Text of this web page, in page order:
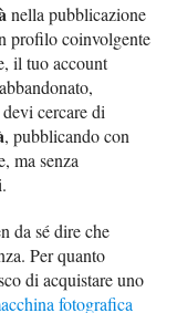
nella pubblicazione
profilo coinvolgente
il tuo account
cercare di
, pubblicando con
ma senza
da sé dire che
Per quanto
di acquistare uno
fotografica